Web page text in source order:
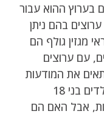
בערוץ ההוא עבור
בהם ניתן
מגזין גולף הם
עם ערוצים
את המודעות
שלכם לקהלים ספציפיים. למשל, ילדים בני 18
לקניות, אבל האם הם